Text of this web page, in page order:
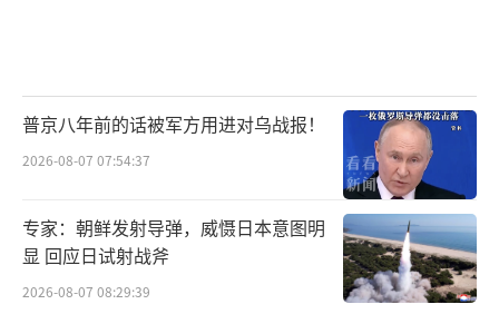
普京八年前的话被军方用进对乌战报！
2026-08-07 07:54:37
专家：朝鲜发射导弹，威慑日本意图明
显 回应日试射战斧
2026-08-07 08:29:39